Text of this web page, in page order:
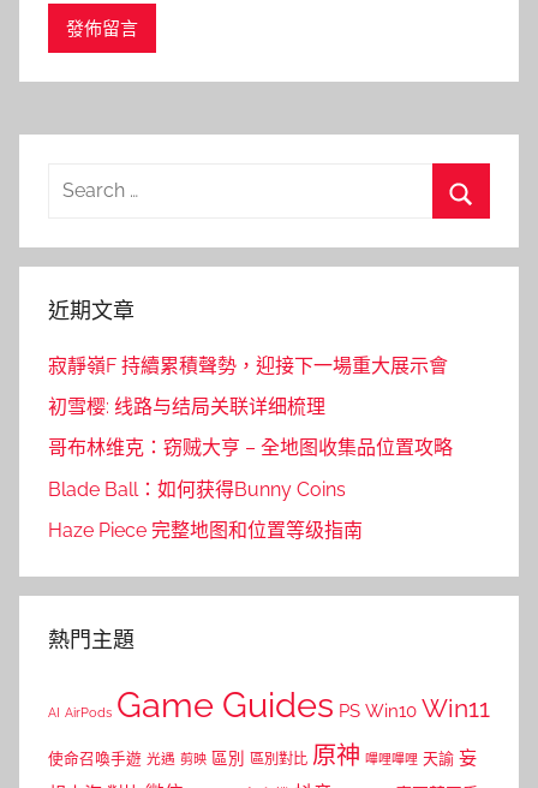
Search
近期文章
寂靜嶺F 持續累積聲勢，迎接下一場重大展示會
初雪樱: 线路与结局关联详细梳理
哥布林维克：窃贼大亨 – 全地图收集品位置攻略
Blade Ball：如何获得Bunny Coins
Haze Piece 完整地图和位置等级指南
熱門主題
AI AirPods Game Guides PS Win10 Win11
使命召喚手遊 光遇 剪映 區別 區別對比 原神 嗶哩嗶哩 天諭 妄